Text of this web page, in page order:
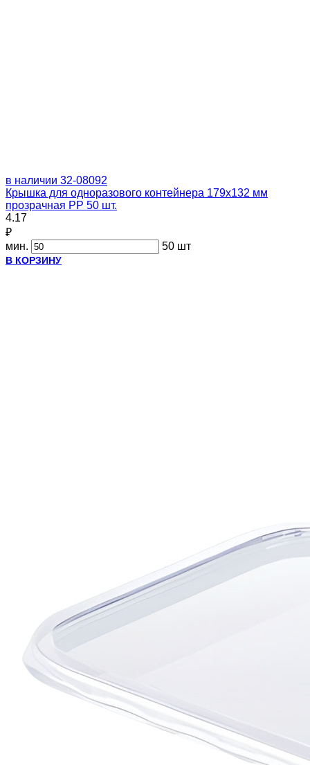
в наличии 32-08092
Крышка для одноразового контейнера 179х132 мм
прозрачная PP 50 шт.
4.17
₽
мин.
50 шт
В КОРЗИНУ